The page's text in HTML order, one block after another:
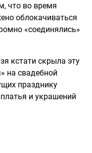
что во время
облокачиваться
«соединялись»
кстати скрыла эту
на свадебной
празднику
и украшений